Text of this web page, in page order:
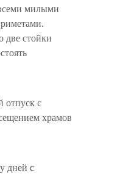
милыми
две стойки
отпуск с
храмов
дней с